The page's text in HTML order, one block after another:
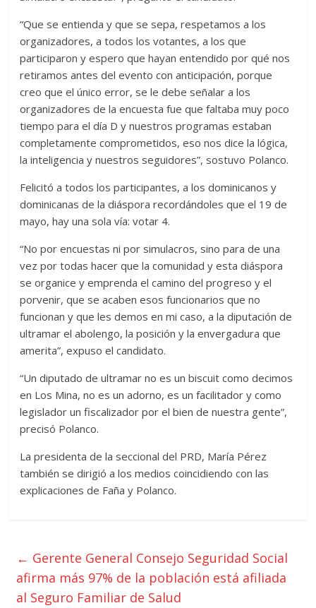
“Que se entienda y que se sepa, respetamos a los
organizadores, a todos los votantes, a los que
participaron y espero que hayan entendido por qué nos
retiramos antes del evento con anticipación, porque
creo que el único error, se le debe señalar a los
organizadores de la encuesta fue que faltaba muy poco
tiempo para el día D y nuestros programas estaban
completamente comprometidos, eso nos dice la lógica,
la inteligencia y nuestros seguidores”, sostuvo Polanco.
Felicitó a todos los participantes, a los dominicanos y
dominicanas de la diáspora recordándoles que el 19 de
mayo, hay una sola vía: votar 4.
“No por encuestas ni por simulacros, sino para de una
vez por todas hacer que la comunidad y esta diáspora
se organice y emprenda el camino del progreso y el
porvenir, que se acaben esos funcionarios que no
funcionan y que les demos en mi caso, a la diputación de
ultramar el abolengo, la posición y la envergadura que
amerita”, expuso el candidato.
“Un diputado de ultramar no es un biscuit como decimos
en Los Mina, no es un adorno, es un facilitador y como
legislador un fiscalizador por el bien de nuestra gente”,
precisó Polanco.
La presidenta de la seccional del PRD, María Pérez
también se dirigió a los medios coincidiendo con las
explicaciones de Faña y Polanco.
← Gerente General Consejo Seguridad Social
afirma más 97% de la población está afiliada
al Seguro Familiar de Salud